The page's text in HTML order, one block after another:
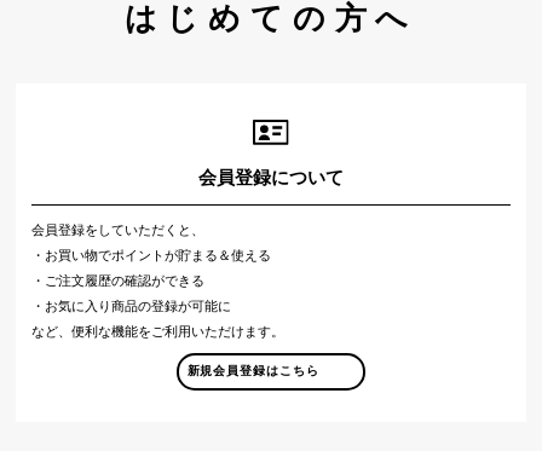
はじめての方へ
会員登録について
会員登録をしていただくと、
・お買い物でポイントが貯まる＆使える
・ご注文履歴の確認ができる
・お気に入り商品の登録が可能に
など、便利な機能をご利用いただけます。
新規会員登録はこちら